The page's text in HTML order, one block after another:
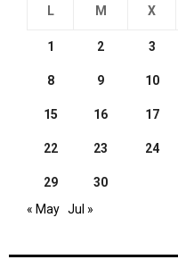
L M X
1 2 3
8 9 10
15 16 17
22 23 24
29
30
« May Jul »